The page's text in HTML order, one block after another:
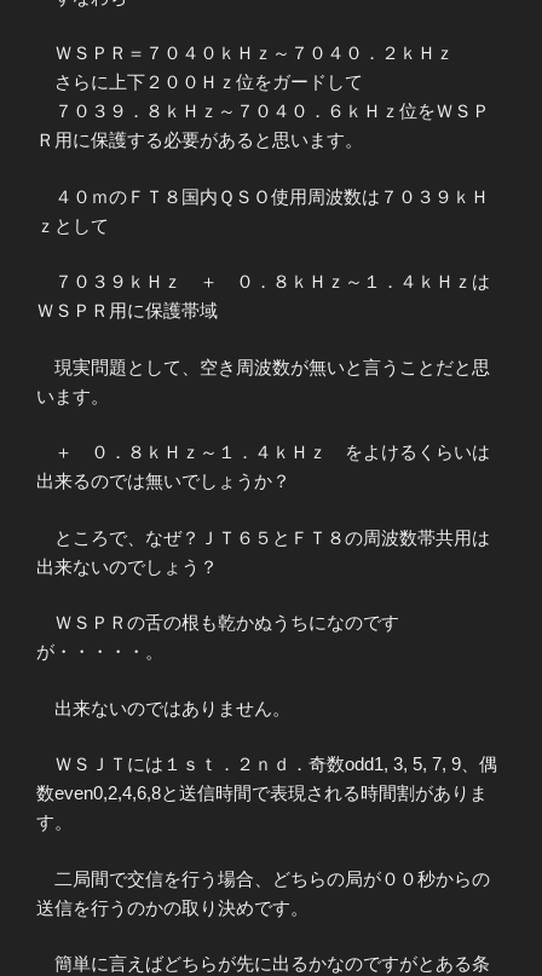
ＷＳＰＲ＝７０４０ｋＨｚ～７０４０．２ｋＨｚ
さらに上下２００Ｈｚ位をガードして
７０３９．８ｋＨｚ～７０４０．６ｋＨｚ位をＷＳＰ
Ｒ用に保護する必要があると思います。
４０ｍのＦＴ８国内ＱＳＯ使用周波数は７０３９ｋＨ
ｚとして
７０３９ｋＨｚ ＋ ０．８ｋＨｚ～１．４ｋＨｚは
ＷＳＰＲ用に保護帯域
現実問題として、空き周波数が無いと言うことだと思
います。
＋ ０．８ｋＨｚ～１．４ｋＨｚ をよけるくらいは
出来るのでは無いでしょうか？
ところで、なぜ？ＪＴ６５とＦＴ８の周波数帯共用は
出来ないのでしょう？
ＷＳＰＲの舌の根も乾かぬうちになのです
が・・・・・。
出来ないのではありません。
ＷＳＪＴには１ｓｔ．２ｎｄ．奇数odd1, 3, 5, 7, 9、偶
数even0,2,4,6,8と送信時間で表現される時間割がありま
す。
二局間で交信を行う場合、どちらの局が００秒からの
送信を行うのかの取り決めです。
簡単に言えばどちらが先に出るかなのですがとある条